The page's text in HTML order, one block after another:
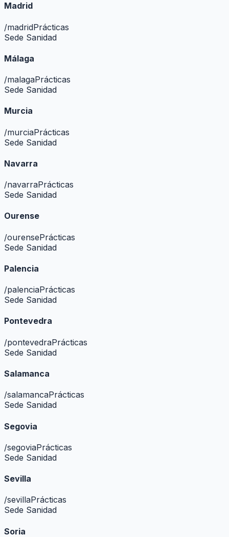
Madrid
/madridPrácticas
Sede Sanidad
Málaga
/malagaPrácticas
Sede Sanidad
Murcia
/murciaPrácticas
Sede Sanidad
Navarra
/navarraPrácticas
Sede Sanidad
Ourense
/ourensePrácticas
Sede Sanidad
Palencia
/palenciaPrácticas
Sede Sanidad
Pontevedra
/pontevedraPrácticas
Sede Sanidad
Salamanca
/salamancaPrácticas
Sede Sanidad
Segovia
/segoviaPrácticas
Sede Sanidad
Sevilla
/sevillaPrácticas
Sede Sanidad
Soria